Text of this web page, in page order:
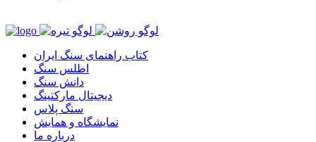
کتاب راهنمای سنگ ایران
اطلس سنگ
دانش سنگ
دیجیتال مارکتینگ
سنگ پلاس
نمایشگاه و همایش
درباره ما